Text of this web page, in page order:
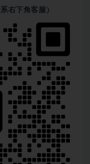
右下角客服）